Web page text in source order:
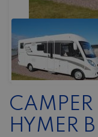
HYMER